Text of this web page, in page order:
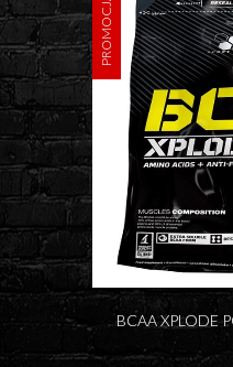
BCAA XPLODE
PROMOCJA